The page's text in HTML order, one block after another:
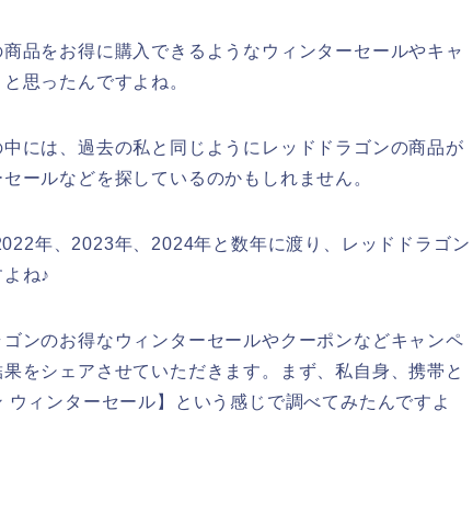
品をお得に購入できるようなウィンターセールやキャ
思ったんですよね。
には、過去の私と同じようにレッドドラゴンの商品が
ールなどを探しているのかもしれません。
年、2023年、2024年と数年に渡り、レッドドラゴン
ね♪
ンのお得なウィンターセールやクーポンなどキャンペ
をシェアさせていただきます。まず、私自身、携帯と
ィンターセール】という感じで調べてみたんですよ